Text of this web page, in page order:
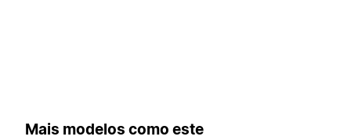
Mais modelos como este